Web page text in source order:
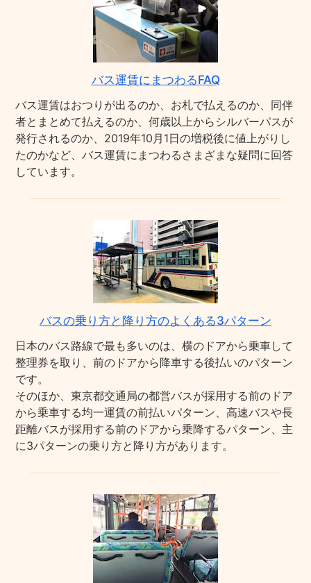
バス運賃にまつわるFAQ
バス運賃はおつりが出るのか、お札で払えるのか、同伴
者とまとめて払えるのか、何歳以上からシルバーパスが
発行されるのか、2019年10月1日の増税後に値上がりし
たのかなど、バス運賃にまつわるさまざまな疑問に回答
しています。
バスの乗り方と降り方のよくある3パターン
日本のバス路線で最も多いのは、横のドアから乗車して
整理券を取り、前のドアから降車する後払いのパターン
です。
そのほか、東京都交通局の都営バスが採用する前のドア
から乗車する均一運賃の前払いパターン、高速バスや長
距離バスが採用する前のドアから乗降するパターン、主
に3パターンの乗り方と降り方があります。